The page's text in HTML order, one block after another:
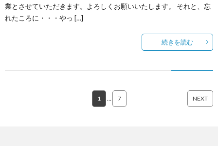
業とさせていただきます。よろしくお願いいたします。 それと、忘
れたころに・・・やっ […]
続きを読む
1 7 NEXT